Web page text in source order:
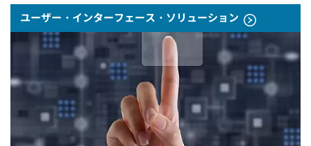
ユーザー・インターフェース・ソリューション